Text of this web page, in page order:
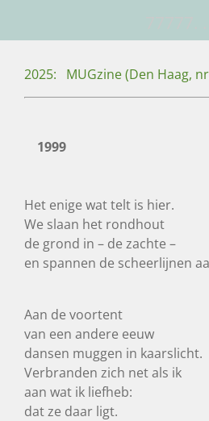
hoofdinhoud
2025: MUGzine (Den Haag,
1999
Het enige wat telt is hier.
We slaan het rondhout
de grond in – de zachte –
en spannen de scheerlijnen
Aan de voortent
van een andere eeuw
dansen muggen in kaarslicht.
Verbranden zich net als ik
aan wat ik liefheb:
dat ze daar ligt.